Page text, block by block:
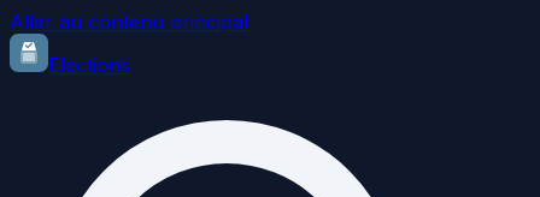
Aller au contenu principal
Elections